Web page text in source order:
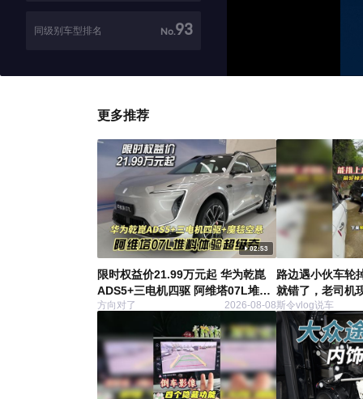
同级别车型排名 No.93
更多推荐
02:53
限时权益价21.99万元起 华为乾崑
ADS5+三电机四驱 阿维塔07L堆料
体验超级夯
方向对了 2026-08-08
路边遇小伙车轮
就错了，老司机
个汽车用车知识
斯令vlog说车